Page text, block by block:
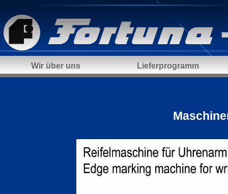
Wir über uns Lieferprogramm